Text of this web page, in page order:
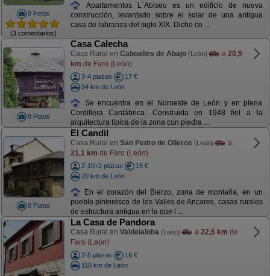
8 Fotos
(3 comentarios)
Apartamentos L´Abiseu es un edificio de nueva
construcción, levantado sobre el solar de una antigua
casa de labranza del siglo XIX. Dicho co ...
8 Fotos
Casa Calecha
Casa Rural en Caboalles de Abajo (León) a 20,9
km de Faro (León)
3-4 plazas
17 €
94 km de León
Se encuentra en el Noroeste de León y en plena
Cordillera Cantábrica. Construida en 1948 fiel a la
arquitectura típica de la zona con piedra ...
8 Fotos
El Candil
Casa Rural en San Pedro de Olleros (León)
a
21,1 km de Faro (León)
2-10+2 plazas
15 €
20 km de León
En el corazón del Bierzo, zona de montaña, en un
pueblo pintorésco de los Valles de Ancares, casas rurales
de estructura antigua en la que l ...
La Casa de Pandora
Casa Rural en Valdelaloba (León) a 22,5 km de
Faro (León)
2-5 plazas
18 €
110 km de León